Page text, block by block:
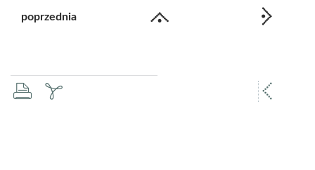
poprzednia
drukujzapisz